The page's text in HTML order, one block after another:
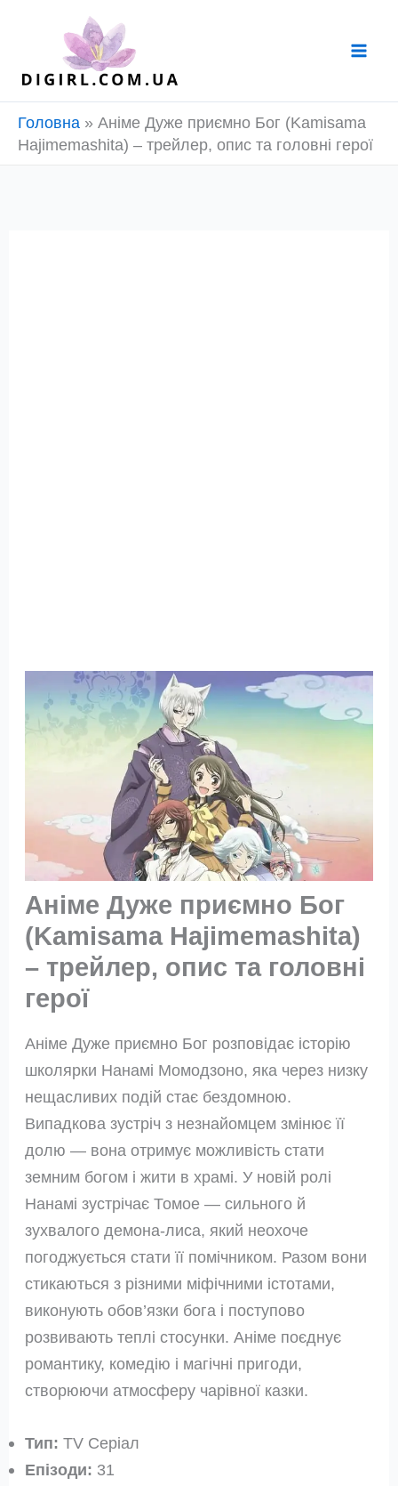
Головна » Аніме Дуже приємно Бог (Kamisama
Hajimemashita) – трейлер, опис та головні герої
Аніме Дуже приємно Бог
(Kamisama Hajimemashita)
– трейлер, опис та головні
герої
Аніме Дуже приємно Бог розповідає історію
школярки Нанамі Момодзоно, яка через низку
нещасливих подій стає бездомною.
Випадкова зустріч з незнайомцем змінює її
долю — вона отримує можливість стати
земним богом і жити в храмі. У новій ролі
Нанамі зустрічає Томое — сильного й
зухвалого демона-лиса, який неохоче
погоджується стати її помічником. Разом вони
стикаються з різними міфічними істотами,
виконують обов’язки бога і поступово
розвивають теплі стосунки. Аніме поєднує
романтику, комедію і магічні пригоди,
створюючи атмосферу чарівної казки.
Тип:TV Серіал
Епізоди: 31